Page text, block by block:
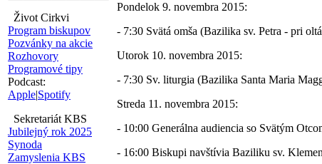
Život Cirkvi
Program biskupov
Pozvánky na akcie
Rozhovory
Programové tipy
Podcast:
Apple|Spotify
Sekretariát KBS
Jubilejný rok 2025
Synoda
Zamyslenia KBS
Pondelok 9. novembra 2015:
- 7:30 Svätá omša (Bazilika sv. Petra - pri
Utorok 10. novembra 2015:
- 7:30 Sv. liturgia (Bazilika Santa Maria
Streda 11. novembra 2015:
- 10:00 Generálna audiencia so Svätým
- 16:00 Biskupi navštívia Baziliku sv.